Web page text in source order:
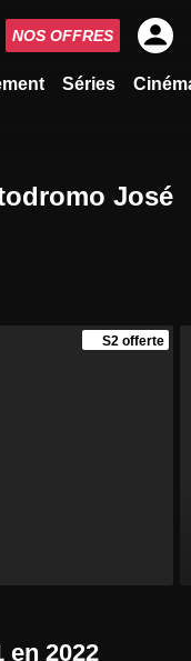
Séries
NOS OFFRES
S2 offerte
en 2022